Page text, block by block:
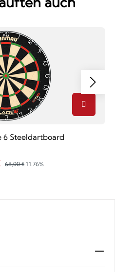
6 Steeldartboard
68,00 € 11.76%